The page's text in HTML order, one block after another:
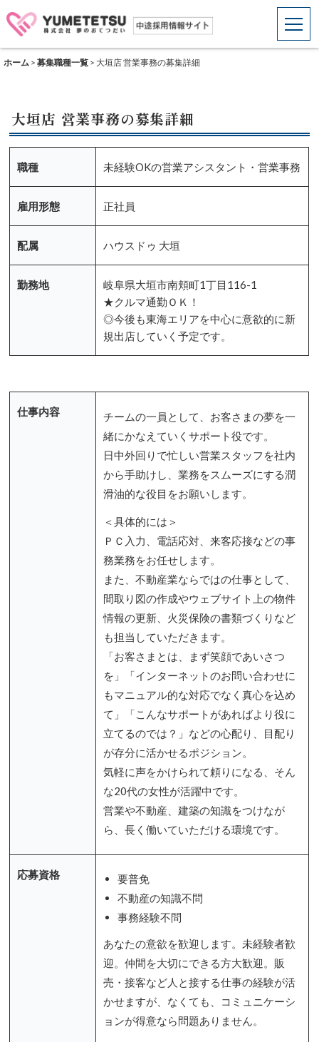
ホーム > 募集職種一覧 > 大垣店 営業事務の募集詳細
大垣店 営業事務の募集詳細
職種 未経験OKの営業アシスタント・営業事務
雇用形態 正社員
配属 ハウスドゥ 大垣
勤務地
岐阜県大垣市南頬町1丁目116-1
★クルマ通勤ＯＫ！
◎今後も東海エリアを中心に意欲的に新
規出店していく予定です。
仕事内容
チームの一員として、お客さまの夢を一
緒にかなえていくサポート役です。
日中外回りで忙しい営業スタッフを社内
から手助けし、業務をスムーズにする潤
滑油的な役目をお願いします。
＜具体的には＞
ＰＣ入力、電話応対、来客応接などの事
務業務をお任せします。
また、不動産業ならではの仕事として、
間取り図の作成やウェブサイト上の物件
情報の更新、火災保険の書類づくりなど
も担当していただきます。
「お客さまとは、まず笑顔であいさつ
を」「インターネットのお問い合わせに
もマニュアル的な対応でなく真心を込め
て」「こんなサポートがあればより役に
立てるのでは？」などの心配り、目配り
が存分に活かせるポジション。
気軽に声をかけられて頼りになる、そん
な20代の女性が活躍中です。
営業や不動産、建築の知識をつけなが
ら、長く働いていただける環境です。
応募資格
要普免
不動産の知識不問
事務経験不問
あなたの意欲を歓迎します。未経験者歓
迎。仲間を大切にできる方大歓迎。販
売・接客など人と接する仕事の経験が活
かせますが、なくても、コミュニケーシ
ョンが得意なら問題ありません。